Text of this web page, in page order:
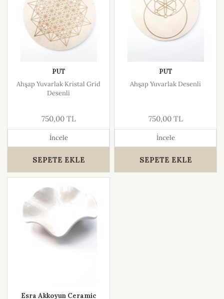
PUT
Ahşap Yuvarlak Kristal Grid
Desenli
750,00 TL
İncele
SEPETE EKLE
PUT
Ahşap Yuvarlak Desenli
750,00 TL
İncele
SEPETE EKLE
Esra Akkoyun Ceramic